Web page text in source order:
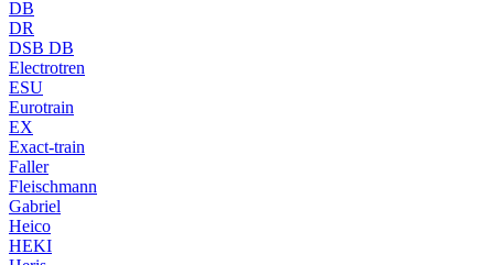
DB
DR
DSB DB
Electrotren
ESU
Eurotrain
EX
Exact-train
Faller
Fleischmann
Gabriel
Heico
HEKI